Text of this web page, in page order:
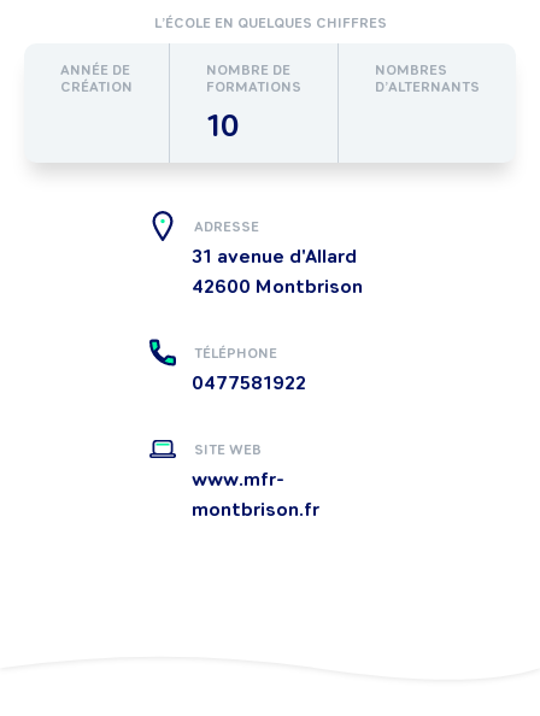
L’ÉCOLE EN QUELQUES CHIFFRES
ANNÉE DE
CRÉATION
NOMBRE DE
FORMATIONS
10
NOMBRES
D’ALTERNANTS
ADRESSE
31 avenue d'Allard
42600 Montbrison
TÉLÉPHONE
0477581922
SITE WEB
www.mfr-
montbrison.fr